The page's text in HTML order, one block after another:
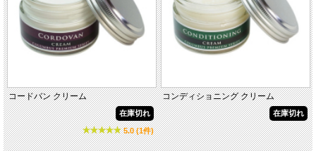
コードバン クリーム
在庫切れ
5.0 (1件)
コンディショニング クリーム
在庫切れ